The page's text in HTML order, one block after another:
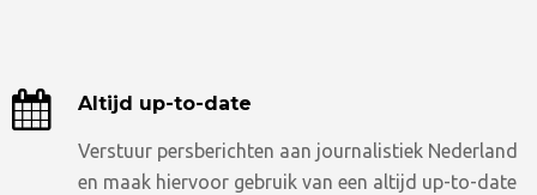
Altijd up-to-date
Verstuur persberichten aan journalistiek Nederland
en maak hiervoor gebruik van een altijd up-to-date